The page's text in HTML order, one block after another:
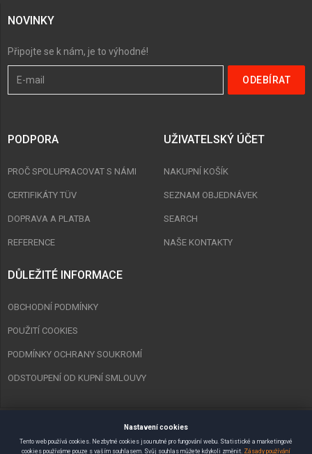
NOVINKY
Připojte se k nám, je to výhodné!
PODPORA
PROČ SPOLUPRACOVAT S NÁMI
CERTIFIKÁTY TÜV
DOPRAVA A PLATBA
REFERENCE
UŽIVATELSKÝ ÚČET
NAKUPNÍ KOŠÍK
SEZNAM OBJEDNÁVEK
SEARCH
NAŠE KONTAKTY
DŮLEŽITÉ INFORMACE
OBCHODNÍ PODMÍNKY
POUŽITÍ COOKIES
PODMÍNKY OCHRANY SOUKROMÍ
ODSTOUPENÍ OD KUPNÍ SMLOUVY
Copyright © 2023 Spurt Zlín s.r.o. Všechna práva vyhrazena.
Nastavení cookies
Tento web používá cookies. Nezbytné cookies jsou nutné pro fungování webu. Statistické a marketingové
cookies používáme pouze s vaším souhlasem. Svůj souhlas můžete kdykoli změnit. Zásady používání